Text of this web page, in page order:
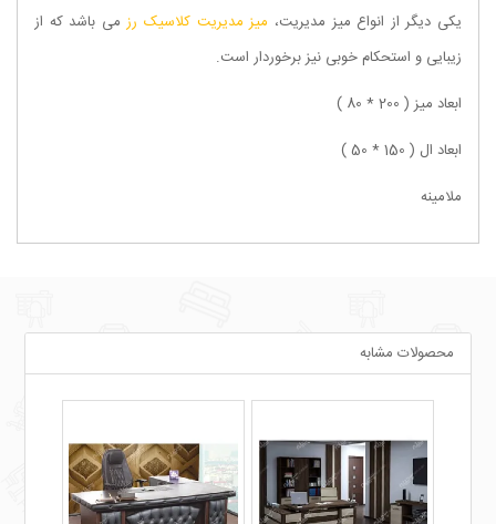
یکی دیگر از انواع میز مدیریت، میز مدیریت کلاسیک رزمی باشد که از
زیبایی و استحکام خوبی نیز برخوردار است.
ابعاد میز ( 200 * 80 )
ابعاد ال ( 150 * 50 )
ملامینه
محصولات مشابه